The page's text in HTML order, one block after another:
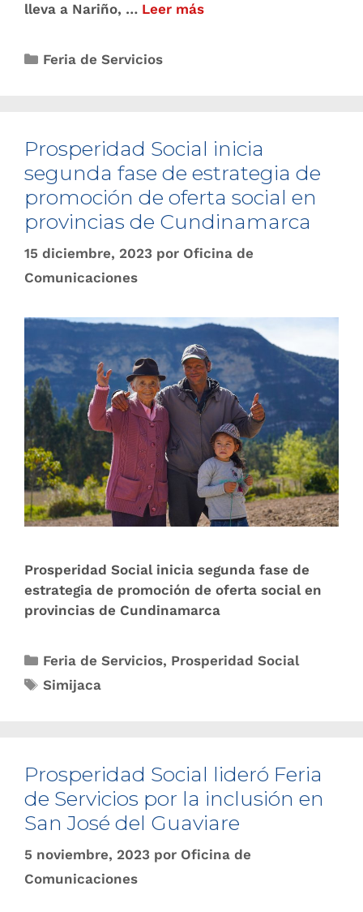
lleva a Nariño, … Leer más
Feria de Servicios
Prosperidad Social inicia
segunda fase de estrategia de
promoción de oferta social en
provincias de Cundinamarca
15 diciembre, 2023 por Oficina de
Comunicaciones
Prosperidad Social inicia segunda fase de
estrategia de promoción de oferta social en
provincias de Cundinamarca
Feria de Servicios, Prosperidad Social
Simijaca
Prosperidad Social lideró Feria
de Servicios por la inclusión en
San José del Guaviare
5 noviembre, 2023 por Oficina de
Comunicaciones